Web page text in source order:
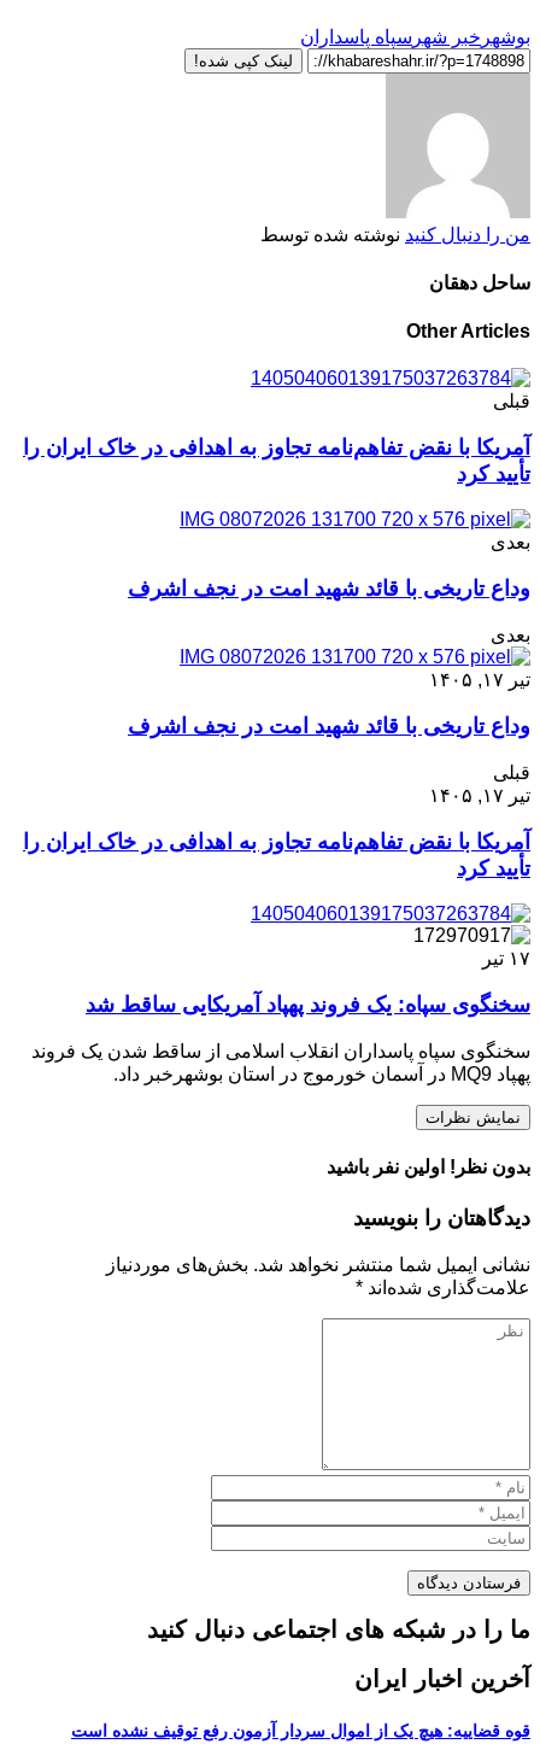
بوشهر خبر شهر سپاه پاسداران
لینک کپی شده!
من را دنبال کنید نوشته شده توسط
ساحل دهقان
Other Articles
قبلی
آمریکا با نقض تفاهم‌نامه تجاوز به اهدافی در خاک ایران را
تأیید کرد
بعدی
وداع تاریخی با قائد شهید امت در نجف اشرف
بعدی
تیر ۱۷, ۱۴۰۵
وداع تاریخی با قائد شهید امت در نجف اشرف
قبلی
تیر ۱۷, ۱۴۰۵
آمریکا با نقض تفاهم‌نامه تجاوز به اهدافی در خاک ایران را
تأیید کرد
۱۷ تیر
سخنگوی سپاه: یک فروند پهپاد آمریکایی ساقط شد
سخنگوی سپاه پاسداران انقلاب اسلامی از ساقط شدن یک فروند
پهپاد MQ9 در آسمان خورموج در استان بوشهرخبر داد.
نمایش نظرات
بدون نظر! اولین نفر باشید
دیدگاهتان را بنویسید
نشانی ایمیل شما منتشر نخواهد شد. بخش‌های موردنیاز
علامت‌گذاری شده‌اند *
ما را در شبکه های اجتماعی دنبال کنید
آخرین اخبار ایران
قوه قضاییه: هیچ یک از اموال سردار آزمون رفع توقیف نشده است